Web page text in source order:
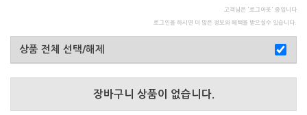
고객님은 ' 로그아웃' 중입니다
로그인을 하시면 더 많은 정보와 혜택을 받으실수 있습니다.
상품 전체 선택/해제
장바구니 상품이 없습니다.